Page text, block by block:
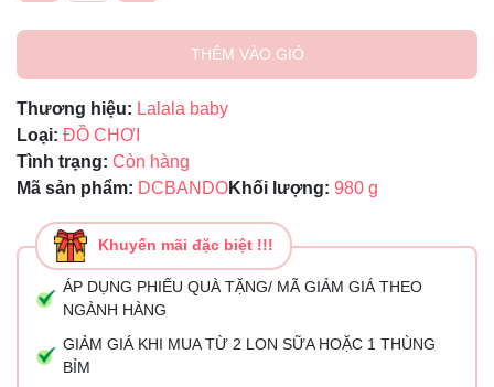
THÊM VÀO GIỎ
Thương hiệu: Lalala baby
Loại: ĐỒ CHƠI
Tình trạng: Còn hàng
Mã sản phẩm: DCBANDOKhối lượng: 980 g
Khuyến mãi đặc biệt !!!
ÁP DỤNG PHIẾU QUÀ TẶNG/ MÃ GIẢM GIÁ THEO
NGÀNH HÀNG
GIẢM GIÁ KHI MUA TỪ 2 LON SỮA HOẶC 1 THÙNG
BỈM